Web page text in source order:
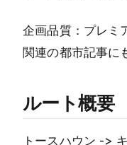
企画品質：プレミ
関連の都市記事に
ルート概要
トースハウン ->